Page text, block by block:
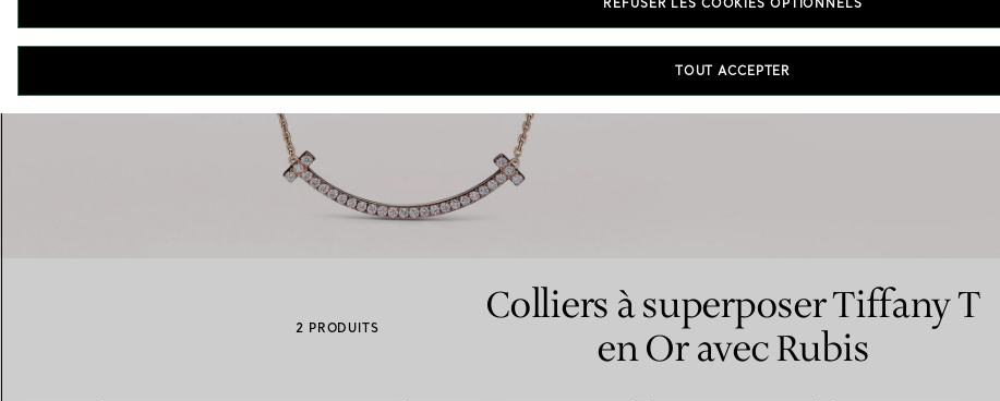
Alliances pour hommes
avec un expert en diamants Tiffany.
2 PRODUITS
Colliers à superposer Tiffany T
en Or avec Rubis
REFUSER LES COOKIES OPTIONNELS
TOUT ACCEPTER